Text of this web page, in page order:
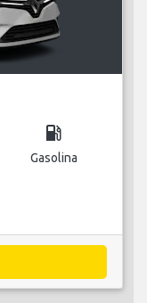
local_gas_station
Gasolina